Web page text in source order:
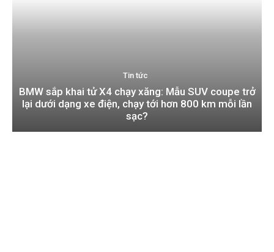
Tin tức
BMW sắp khai tử X4 chạy xăng: Mẫu SUV coupe trở
lại dưới dạng xe điện, chạy tới hơn 800 km mỗi lần
sạc?